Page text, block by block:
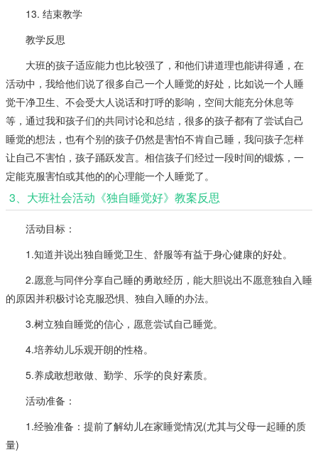
13. 结束教学
教学反思
大班的孩子适应能力也比较强了，和他们讲道理也能讲得通，在
活动中，我给他们说了很多自己一个人睡觉的好处，比如说一个人睡
觉干净卫生、不会受大人说话和打呼的影响，空间大能充分休息等
等，通过我和孩子们的共同讨论和总结，很多的孩子都有了尝试自己
睡觉的想法，也有个别的孩子仍然是害怕不肯自己睡，我问孩子怎样
让自己不害怕，孩子踊跃发言。相信孩子们经过一段时间的锻炼，一
定能克服害怕或其他的的心理能一个人睡觉了。
3、大班社会活动《独自睡觉好》教案反思
活动目标：
1.知道并说出独自睡觉卫生、舒服等有益于身心健康的好处。
2.愿意与同伴分享自己睡的勇敢经历，能大胆说出不愿意独自入睡
的原因并积极讨论克服恐惧、独自入睡的办法。
3.树立独自睡觉的信心，愿意尝试自己睡觉。
4.培养幼儿乐观开朗的性格。
5.养成敢想敢做、勤学、乐学的良好素质。
活动准备：
1.经验准备：提前了解幼儿在家睡觉情况(尤其与父母一起睡的质
量)